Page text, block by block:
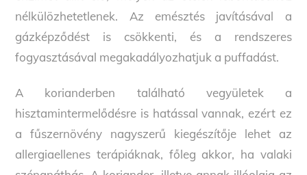
nélkülözhetetlenek. Az emésztés javításával a
gázképződést is csökkenti, és a rendszeres
fogyasztásával megakadályozhatjuk a puffadást.
A korianderben található vegyületek a
hisztamintermelődésre is hatással vannak, ezért ez
a fűszernövény nagyszerű kiegészítője lehet az
allergiaellenes terápiáknak, főleg akkor, ha valaki